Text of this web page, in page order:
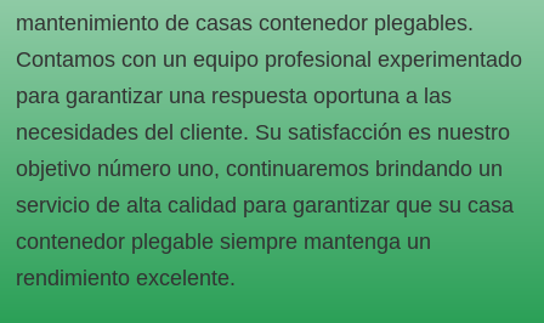
mantenimiento de casas contenedor plegables.
Contamos con un equipo profesional experimentado
para garantizar una respuesta oportuna a las
necesidades del cliente. Su satisfacción es nuestro
objetivo número uno, continuaremos brindando un
servicio de alta calidad para garantizar que su casa
contenedor plegable siempre mantenga un
rendimiento excelente.